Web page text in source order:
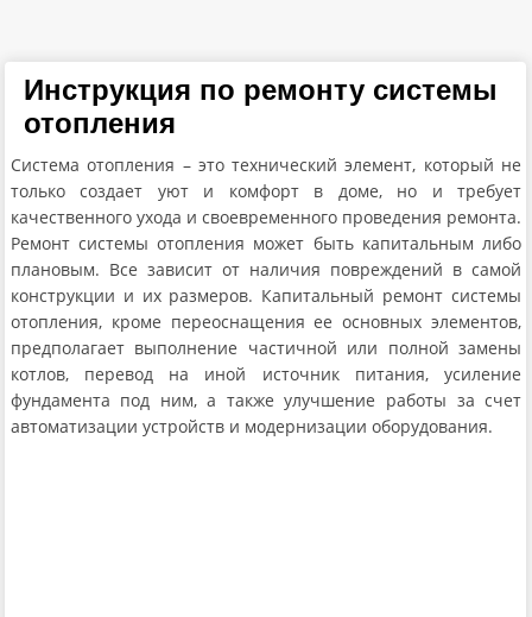
Инструкция по ремонту системы
отопления
Система отопления – это технический элемент, который не
только создает уют и комфорт в доме, но и требует
качественного ухода и своевременного проведения ремонта.
Ремонт системы отопления может быть капитальным либо
плановым. Все зависит от наличия повреждений в самой
конструкции и их размеров. Капитальный ремонт системы
отопления, кроме переоснащения ее основных элементов,
предполагает выполнение частичной или полной замены
котлов, перевод на иной источник питания, усиление
фундамента под ним, а также улучшение работы за счет
автоматизации устройств и модернизации оборудования.